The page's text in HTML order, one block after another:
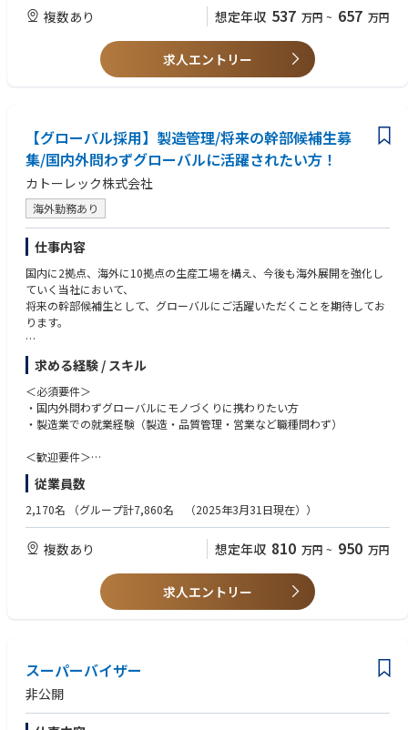
複数あり 想定年収 537 万円 ~ 657 万円
求人エントリー
【グローバル採用】製造管理/将来の幹部候補生募
集/国内外問わずグローバルに活躍されたい方！
カトーレック株式会社
海外勤務あり
仕事内容
国内に2拠点、海外に10拠点の生産工場を構え、今後も海外展開を強化し
ていく当社において、
将来の幹部候補生として、グローバルにご活躍いただくことを期待してお
ります。
【業務内容】
お客様（メーカー）より依頼を受けた製品（主に電子基板の実装や組立）
の製造に関わる業務全般をお任せいたします。
●基板実装（基板への電子部品のはんだ付け）における組立・加工
●取引先メーカーへの対応（品質・生産調整 等）
【取り扱う製品（例）】
・車載関連製品・家電（カメラ、オーディオ、エアコン、洗濯機 等）・医
療機器・宇宙関連 等
【入社後のキャリアパス】
行った後に海外工場へ配属。
また、語学についてはオンラインでの学習ツールにてキャッチアップいた
各海外工場には日本人も常駐しており、OJT研修にて丁寧に教育いたしま
入社後は他海外工場での赴任も可能、国内帰任後は高松もしくは松山工場
で製造管理としてご活躍いただくことも可能です。
求める経験 / スキル
＜必須要件＞
・国内外問わずグローバルにモノづくりに携わりたい方
・製造業での就業経験（製造・品質管理・営業など職種問わず）
＜歓迎要件＞
・英語（日常会話レベル）
・電気・電子部品の知識をお持ちの方
・海外留学や海外出張、海外勤務のご経験をお持ちの方
＜求める人物像＞
・社内の様＜な事象に対して対応を行っていくため、フットワーク軽く、
自ら考え柔軟に行動できる方
・赴任先のルールや文化を理解して適応、順応していく力を持っている方
従業員数
2,170名 （グループ計7,860名 （2025年3月31日現在））
複数あり 想定年収 810 万円 ~ 950 万円
求人エントリー
スーパーバイザー
非公開